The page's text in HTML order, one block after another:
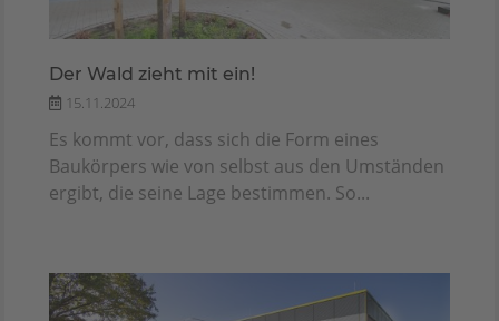
Der Wald zieht mit ein!
15.11.2024
Es kommt vor, dass sich die Form eines
Baukörpers wie von selbst aus den Umständen
ergibt, die seine Lage bestimmen. So...